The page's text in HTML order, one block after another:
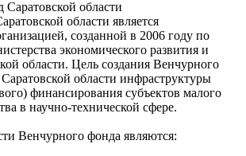
области является
созданной в 2006 году по
экономического развития и
области. Цель создания Венчурного
области инфраструктуры
финансирования субъектов малого
в научно-технической сфере.
Венчурного фонда являются: